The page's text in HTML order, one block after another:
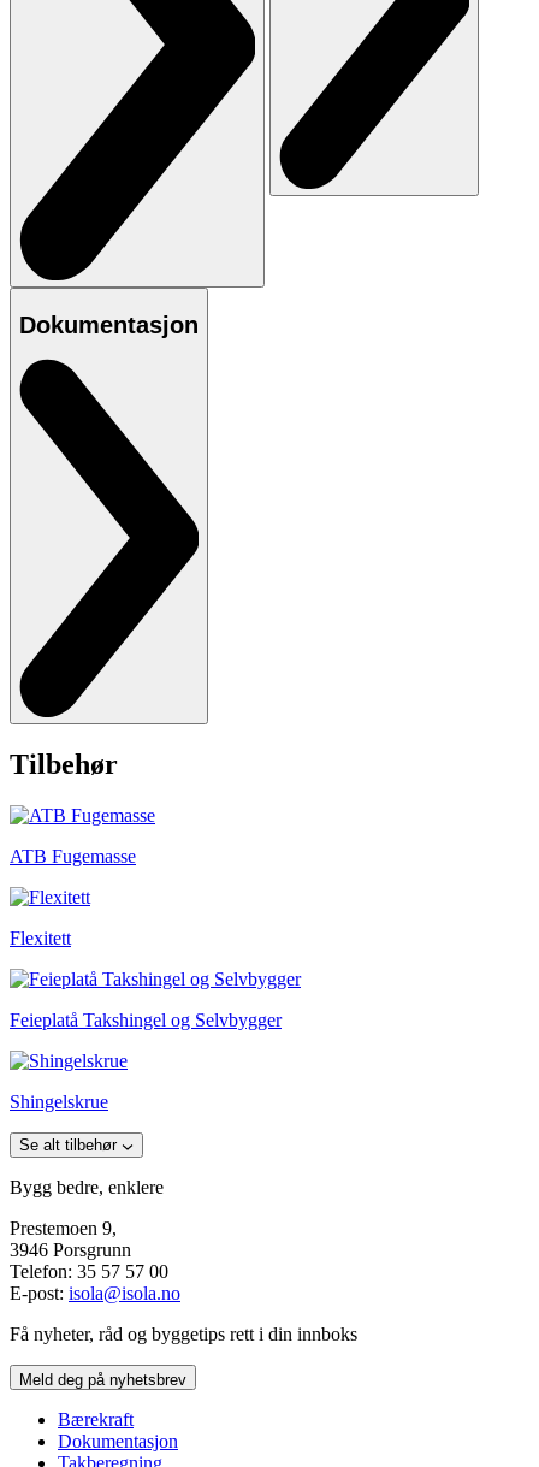
Dokumentasjon
Tilbehør
ATB Fugemasse
Flexitett
Feieplatå Takshingel og Selvbygger
Shingelskrue
Se alt tilbehør
Bygg bedre, enklere
Prestemoen 9,
3946 Porsgrunn
Telefon: 35 57 57 00
E-post: isola@isola.no
Få nyheter, råd og byggetips rett i din innboks
Meld deg på nyhetsbrev
Bærekraft
Dokumentasjon